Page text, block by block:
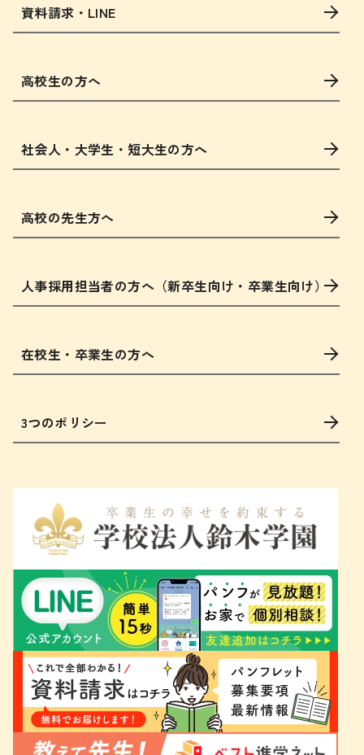
資料請求・LINE
高校生の方へ
社会人・大学生・短大生の方へ
高校の先生方へ
人事採用担当者の方へ（新卒生向け・卒業生向け）
在校生・卒業生の方へ
3つのポリシー